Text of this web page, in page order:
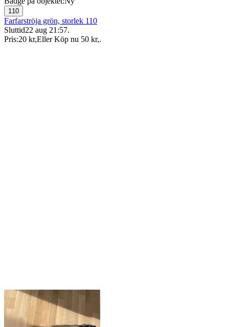
110
Farfarströja grön, storlek 110
Sluttid22 aug 21:57.
Pris:20 kr,Eller Köp nu 50 kr,.